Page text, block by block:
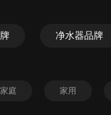
净水器品牌
家庭 家用